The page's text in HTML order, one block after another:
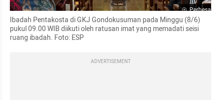
Perbesar
Ibadah Pentakosta di GKJ Gondokusuman pada Minggu (8/6)
pukul 09.00 WIB diikuti oleh ratusan imat yang memadati seisi
ruang ibadah. Foto: ESP
ADVERTISEMENT